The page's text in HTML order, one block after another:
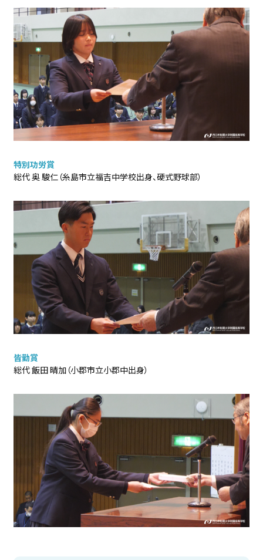
特別功労賞
総代 奥 駿仁（糸島市立福吉中学校出身、硬式野球部）
皆勤賞
総代 飯田 晴加（小郡市立小郡中出身）